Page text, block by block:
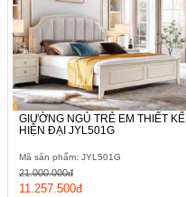
GIƯỜNG NGỦ TRẺ EM THIẾT KẾ
HIỆN ĐẠI JYL501G
Mã sản phẩm: JYL501G
11.257.500đ
21.000.000đ